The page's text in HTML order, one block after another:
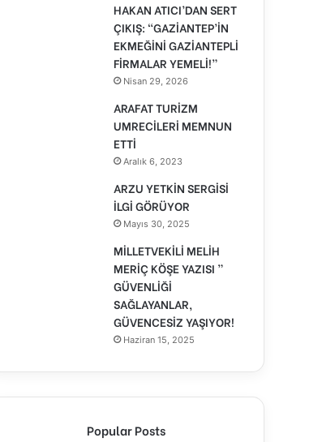
HAKAN ATICI’DAN SERT
ÇIKIŞ: “GAZİANTEP’İN
EKMEĞİNİ GAZİANTEPLİ
FİRMALAR YEMELİ!”
Nisan 29, 2026
ARAFAT TURİZM
UMRECİLERİ MEMNUN
ETTİ
Aralık 6, 2023
ARZU YETKİN SERGİSİ
İLGİ GÖRÜYOR
Mayıs 30, 2025
MİLLETVEKİLİ MELİH
MERİÇ KÖŞE YAZISI ”
GÜVENLİĞİ
SAĞLAYANLAR,
GÜVENCESİZ YAŞIYOR!
Haziran 15, 2025
Popular Posts